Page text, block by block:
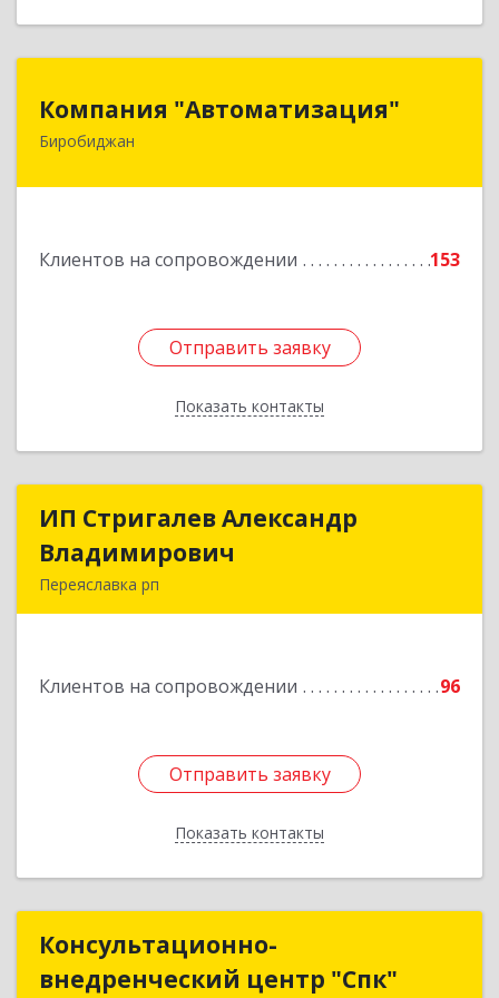
Компания "Автоматизация"
Биробиджан
Клиентов на сопровождении 153
Отправить заявку
Показать контакты
679016, Еврейская Аобл, Биробиджан г,
Отправить заявку
Назад
ИП Стригалев Александр
Владимирович
Переяславка рп
Клиентов на сопровождении 96
Отправить заявку
Показать контакты
ИП Стригалев Александр
Подробнее
Отправить заявку
Назад
Консультационно-
внедренческий центр "Спк"
Консультационно-
внедренческий центр "Спк"